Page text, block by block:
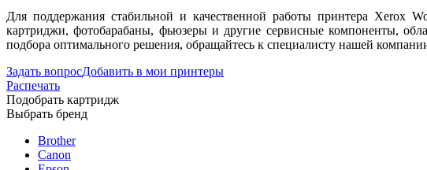
Для поддержания стабильной и качественной работы принтера Xerox
картриджи, фотобарабаны, фьюзеры и другие сервисные компоненты,
подбора оптимального решения, обращайтесь к специалисту нашей
Задать вопросДобавить в мои принтеры
Распечать
Подобрать картридж
Выбрать бренд
Brother
Canon